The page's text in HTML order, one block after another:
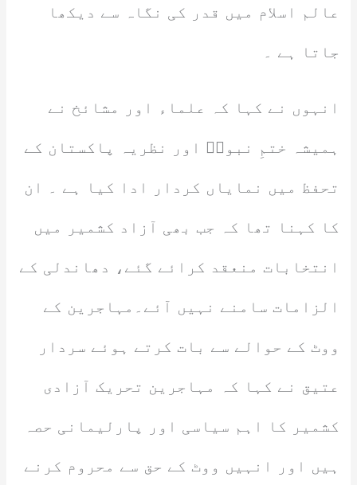
عالم اسلام میں قدر کی نگاہ سے دیکھا
جاتا ہے ۔
انہوں نے کہا کہ علماء اور مشائخ نے
ہمیشہ ختمِ نبوتؐ اور نظریہ پاکستان کے
تحفظ میں نمایاں کردار ادا کیا ہے ۔ ان
کا کہنا تھا کہ جب بھی آزاد کشمیر میں
انتخابات منعقد کرائے گئے، دھاندلی کے
الزامات سامنے نہیں آئے۔مہاجرین کے
ووٹ کے حوالے سے بات کرتے ہوئے سردار
عتیق نے کہا کہ مہاجرین تحریک آزادی
کشمیر کا اہم سیاسی اور پارلیمانی حصہ
ہیں اور انہیں ووٹ کے حق سے محروم کرنے